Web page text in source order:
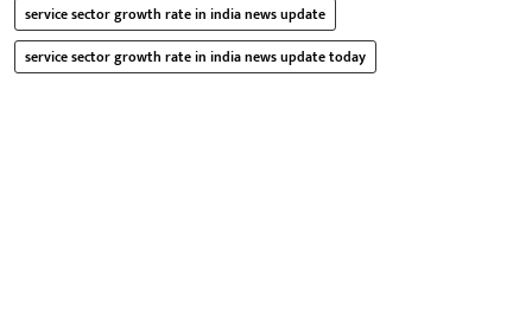
service sector growth rate in india news update
service sector growth rate in india news update today